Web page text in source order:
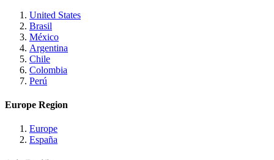
United States
Brasil
México
Argentina
Chile
Colombia
Perú
Europe Region
Europe
España